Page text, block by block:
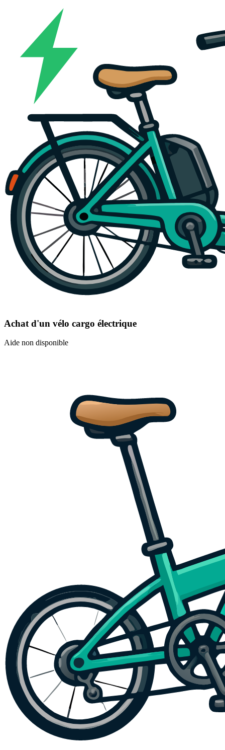
Achat d'un vélo cargo électrique
Aide non disponible